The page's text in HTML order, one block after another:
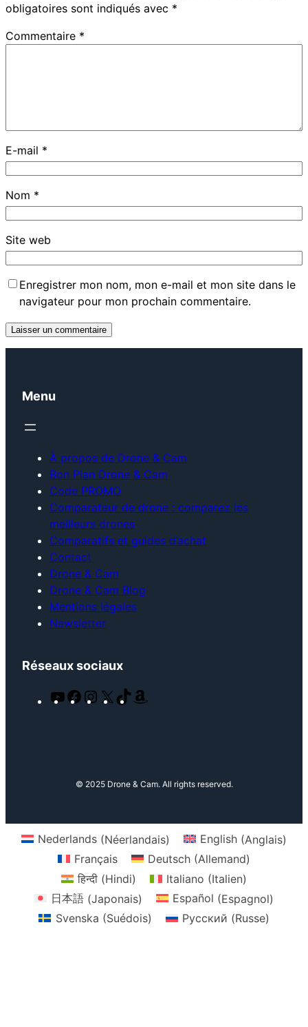
obligatoires sont indiqués avec *
Commentaire *
E-mail *
Nom *
Site web
Enregistrer mon nom, mon e-mail et mon site dans le
navigateur pour mon prochain commentaire.
Menu
À propos de Drone & Cam
Bon Plan Drone & Cam
Code PROMO
Comparateur de drone : comparez les
meilleurs drones
Comparatifs et guides d’achat
Contact
Drone & Cam
Drone & Cam Blog
Mentions légales
Newsletter
Réseaux sociaux
Y
F
o
g
m
X
T
k
© 2025 Drone & Cam. All rights reserved.
Nederlands (Néerlandais) English (Anglais)
Français
Deutsch (Allemand)
हिन्दी (Hindi) Italiano (Italien)
日本語 (Japonais) Español (Espagnol)
Svenska (Suédois) Русский (Russe)